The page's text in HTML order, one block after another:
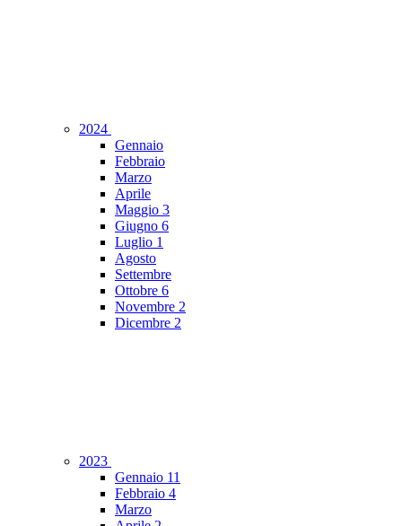
2024
Gennaio
Febbraio
Marzo
Aprile
Maggio 3
Giugno 6
Luglio 1
Agosto
Settembre
Ottobre 6
Novembre 2
Dicembre 2
2023
Gennaio 11
Febbraio 4
Marzo